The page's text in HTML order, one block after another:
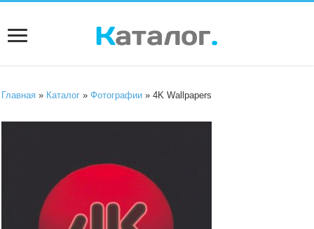
Главная » Каталог »Фотографии » 4K Wallpapers